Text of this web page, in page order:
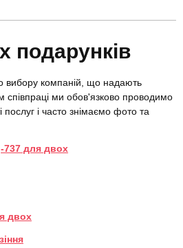
подарунків
вибору компаній, що надають
ми обов'язково проводимо
послуг і часто знімаємо фото та
737 для двох
двох